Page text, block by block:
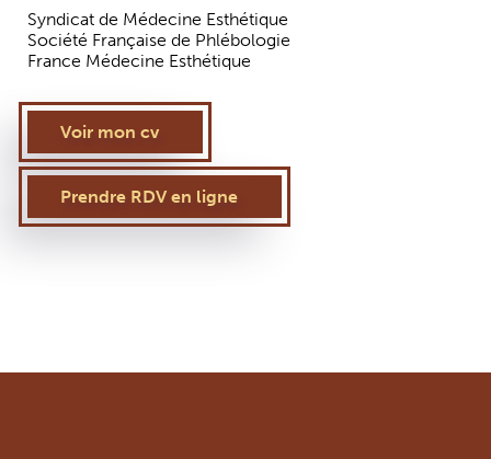
Syndicat de Médecine Esthétique
Société Française de Phlébologie
France Médecine Esthétique
Voir mon cv
Prendre RDV en ligne